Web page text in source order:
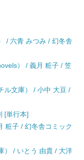
/ 六青 みつみ / 幻冬舎
） / 義月 粧子 / 笠
ル文庫） / 小中 大豆 /
[単行本]
粧子 / 幻冬舎コミック
） / いとう 由貴 / 大洋